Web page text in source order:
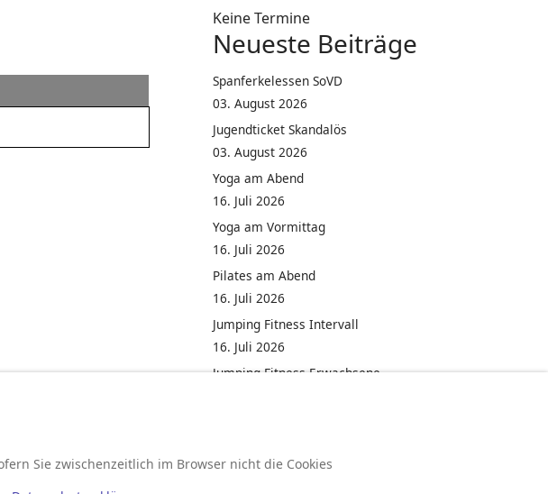
Keine Termine
Neueste Beiträge
Spanferkelessen SoVD
03. August 2026
Jugendticket Skandalös
03. August 2026
Yoga am Abend
16. Juli 2026
Yoga am Vormittag
16. Juli 2026
Pilates am Abend
16. Juli 2026
Jumping Fitness Intervall
16. Juli 2026
Jumping Fitness Erwachsene
Sie zwischenzeitlich im Browser nicht die Cookies